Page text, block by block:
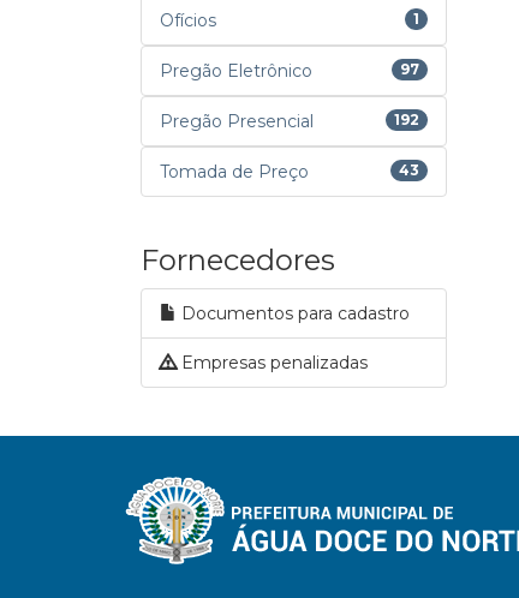
Ofícios 1
Pregão Eletrônico 97
Pregão Presencial 192
Tomada de Preço 43
Fornecedores
Documentos para cadastro
Empresas penalizadas